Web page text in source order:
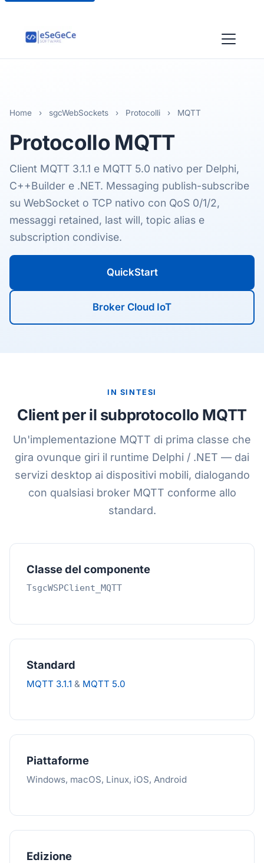
Home › sgcWebSockets › Protocolli › MQTT
Protocollo MQTT
Client MQTT 3.1.1 e MQTT 5.0 nativo per Delphi,
C++Builder e .NET. Messaging publish-subscribe
su WebSocket o TCP nativo con QoS 0/1/2,
messaggi retained, last will, topic alias e
subscription condivise.
QuickStart
Broker Cloud IoT
IN SINTESI
Client per il subprotocollo MQTT
Un'implementazione MQTT di prima classe che
gira ovunque giri il runtime Delphi / .NET — dai
servizi desktop ai dispositivi mobili, dialogando
con qualsiasi broker MQTT conforme allo
standard.
Classe del componente
TsgcWSPClient_MQTT
Standard
MQTT 3.1.1 & MQTT 5.0
Piattaforme
Windows, macOS, Linux, iOS, Android
Edizione